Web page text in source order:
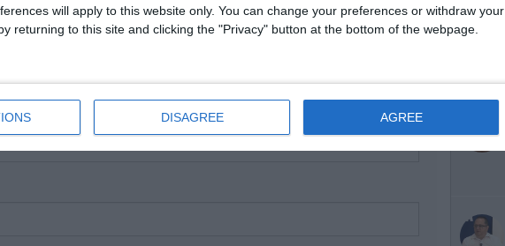
will apply to this website only. You can change your preferences or withdraw your
returning to this site and clicking the "Privacy" button at the bottom of the webpage.
DISAGREE AGREE